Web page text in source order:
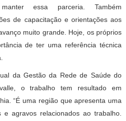
essa parceria. Também
de capacitação e orientações aos
muito grande. Hoje, os próprios
de ter uma referência técnica
da Gestão da Rede de Saúde do
o trabalho tem resultado em
“É uma região que apresenta uma
agravos relacionados ao trabalho.